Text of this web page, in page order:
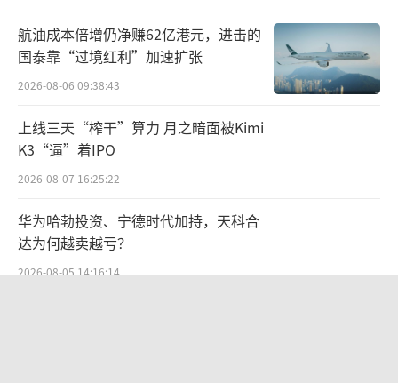
航油成本倍增仍净赚62亿港元，进击的
国泰靠“过境红利”加速扩张
2026-08-06 09:38:43
上线三天“榨干”算力 月之暗面被Kimi
K3“逼”着IPO
2026-08-07 16:25:22
华为哈勃投资、宁德时代加持，天科合
达为何越卖越亏？
2026-08-05 14:16:14